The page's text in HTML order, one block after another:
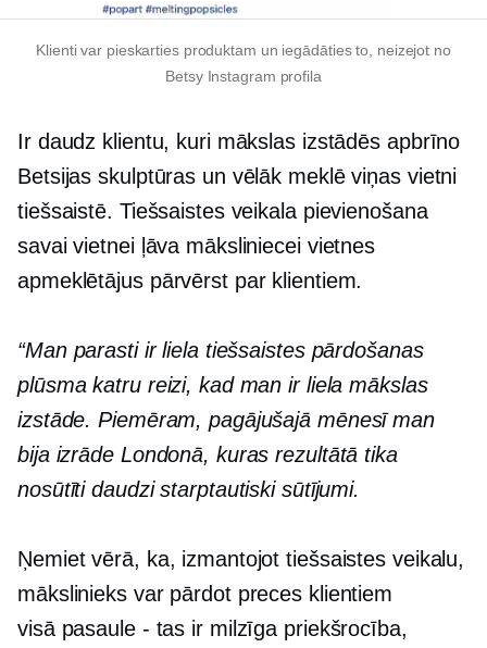
Klienti var pieskarties produktam un iegādāties to, neizejot no
Betsy Instagram profila
Ir daudz klientu, kuri mākslas izstādēs apbrīno
Betsijas skulptūras un vēlāk meklē viņas vietni
tiešsaistē. Tiešsaistes veikala pievienošana
savai vietnei ļāva māksliniecei vietnes
apmeklētājus pārvērst par klientiem.
“Man parasti ir liela tiešsaistes pārdošanas
plūsma katru reizi, kad man ir liela mākslas
izstāde. Piemēram, pagājušajā mēnesī man
bija izrāde Londonā, kuras rezultātā tika
nosūtīti daudzi starptautiski sūtījumi.
Ņemiet vērā, ka, izmantojot tiešsaistes veikalu,
mākslinieks var pārdot preces klientiem
visā pasaule - tas irmilzīga priekšrocība,